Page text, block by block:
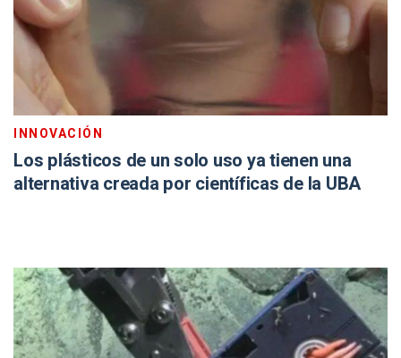
INNOVACIÓN
Los plásticos de un solo uso ya tienen una
alternativa creada por científicas de la UBA